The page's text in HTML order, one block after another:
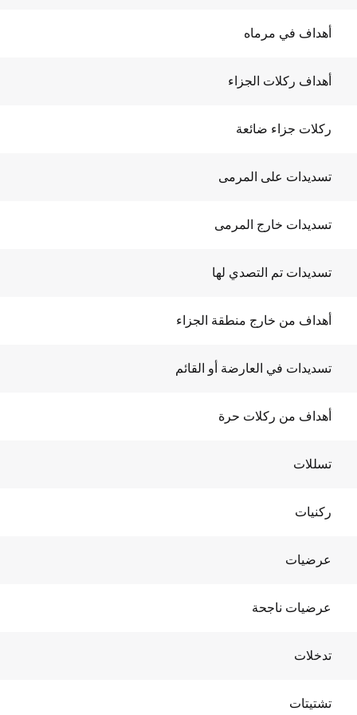
أهداف في مرماه
أهداف ركلات الجزاء
ركلات جزاء ضائعة
تسديدات على المرمى
تسديدات خارج المرمى
تسديدات تم التصدي لها
أهداف من خارج منطقة الجزاء
تسديدات في العارضة أو القائم
أهداف من ركلات حرة
تسللات
ركنيات
عرضيات
عرضيات ناجحة
تدخلات
تشتيتات